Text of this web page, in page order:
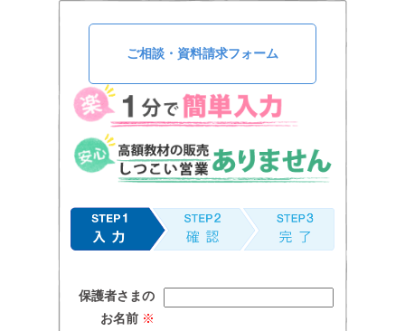
ご相談・資料請求フォーム
保護者さまの
お名前 ※